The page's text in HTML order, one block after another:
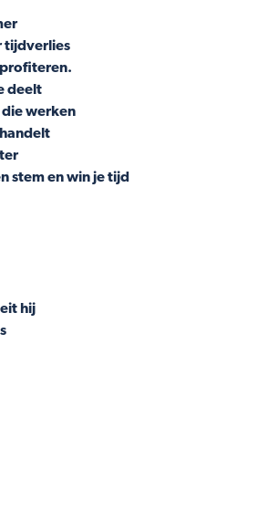
tijdverlies
deelt
werken
stem en win je tijd
hij